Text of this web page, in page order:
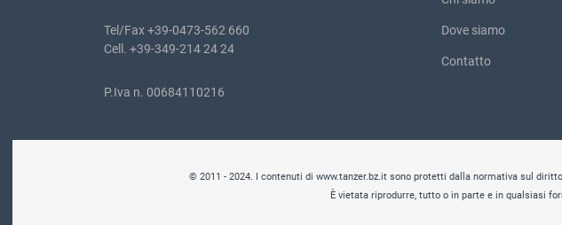
Tel/Fax +39-0473-562 660
Cell. +39-349-214 24 24
P.Iva n. 00684110216
Dove siamo
Contatto
© 2011 - 2024. I contenuti di www.tanzer.bz.it sono protetti dalla normativa sul
È vietata riprodurre, tutto o in parte e in qualsiasi